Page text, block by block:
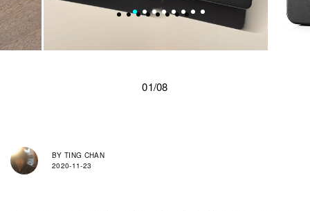
01/08
BY TING CHAN
2020-11-23